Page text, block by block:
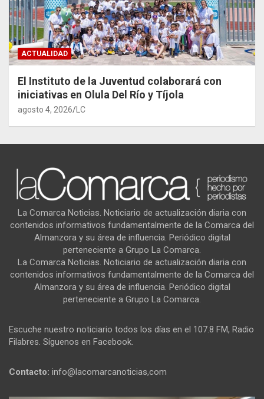
ACTUALIDAD
El Instituto de la Juventud colaborará con
iniciativas en Olula Del Río y Tíjola
agosto 4, 2026 LC
La Comarca Noticias. Noticiario de actualización diaria con
contenidos informativos fundamentalmente de la Comarca del
Almanzora y su área de influencia. Periódico digital
perteneciente a Grupo La Comarca.
La Comarca Noticias. Noticiario de actualización diaria con
contenidos informativos fundamentalmente de la Comarca del
Almanzora y su área de influencia. Periódico digital
perteneciente a Grupo La Comarca.
Escuche nuestro noticiario todos los días en el 107.8 FM, Radio
Filabres. Síguenos en Facebook.
Contacto: info@lacomarcanoticias,com